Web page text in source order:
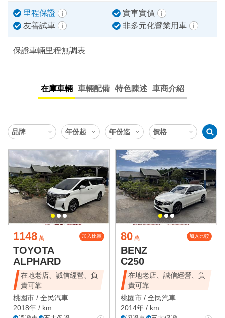
里程保證
實車實價
友善試車
非多元化營業用車
保證車輛里程無調表
在庫車輛 車輛配備 特色陳述 車商介紹
1148 萬 加入比較
TOYOTA
ALPHARD
在地老店、誠信經營、負
責可靠
桃園市 / 全民汽車
2018年 / km
80 萬 加入比較
BENZ
C250
在地老店、誠信經營、負
責可靠
桃園市 / 全民汽車
2014年 / km